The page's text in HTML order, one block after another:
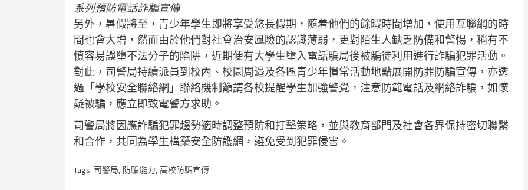
系列預防電話詐騙宣傳
另外，暑假將至，青少年學生即將享受悠長假期，隨着他們的餘暇時間增加，使用互聯網的時
間也會大增，然而由於他們對社會治安風險的認識薄弱，更對陌生人缺乏防備和警惕，稍有不
慎容易誤墮不法分子的陷阱，近期便有大學生墮入電話騙局後被騙徒利用進行詐騙犯罪活動。
對此，司警局持續派員到校內、校園周邉及各區青少年慣常活動地點展開防罪防騙宣傳，亦透
過「學校安全聯絡網」聯絡機制籲請各校提醒學生加強警覺，注意防範電話及網絡詐騙，如懷
疑被騙，應立即致電警方求助。
司警局將因應詐騙犯罪趨勢適時調整預防和打擊策略，並與教育部門及社會各界保持密切聯繫
和合作，共同為學生構築安全防護網，避免受到犯罪侵害。
Tags: 司警局, 防騙能力, 高校防騙宣傳